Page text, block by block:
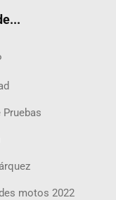
Pruebas
motos 2022